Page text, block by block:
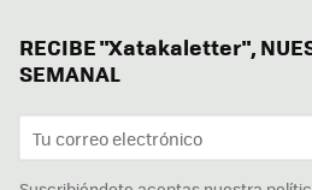
RECIBE "Xatakaletter",
SEMANAL